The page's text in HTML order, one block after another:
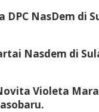
DPC NasDem di
Nasdem di
Violeta